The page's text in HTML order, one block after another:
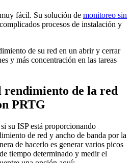
fácil. Su solución de monitoreo sin
procesos de instalación y
de su red en un abrir y cerrar
y más concentración en las tareas
rendimiento de la red
PRTG
su ISP está proporcionando
de red y ancho de banda por la
de hacerlo es generar varios picos
tiempo determinado y medir el